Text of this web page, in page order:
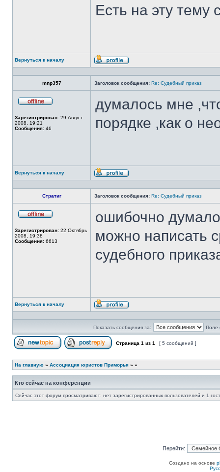
Есть на эту тему
Вернуться к началу
Профиль
mnp357 Заголовок сообщения: Re: Судебный приказ
сети
Зарегистрирован: 29 Август
2008, 19:21
Сообщения: 46
думалось мне
порядке ,как о
Вернуться к началу
Профиль
Стратиг Заголовок сообщения: Re: Судебный приказ
сети
Зарегистрирован: 22 Октябрь
2008, 19:38
Сообщения: 6613
ошибочно
можно написать
судебного
Вернуться к началу
Профиль
Показать сообщения за: Поле
Страница 1 из 1 [ 5 сообщений ]
На главную » Ассоциация юристов Приморья » »
Кто сейчас на конференции
Сейчас этот форум просматривают: нет зарегистрированных пользователей и 1
Перейти:
Создано на основе